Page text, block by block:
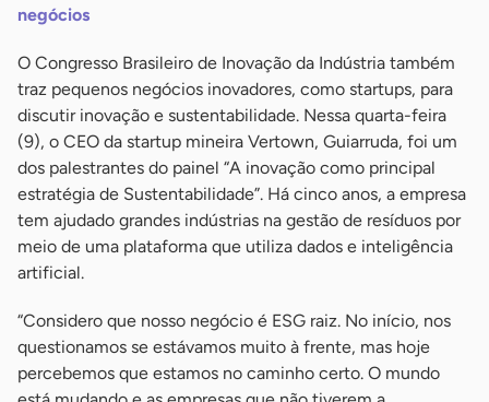
negócios
O Congresso Brasileiro de Inovação da Indústria também
traz pequenos negócios inovadores, como startups, para
discutir inovação e sustentabilidade. Nessa quarta-feira
(9), o CEO da startup mineira Vertown, Guiarruda, foi um
dos palestrantes do painel “A inovação como principal
estratégia de Sustentabilidade”. Há cinco anos, a empresa
tem ajudado grandes indústrias na gestão de resíduos por
meio de uma plataforma que utiliza dados e inteligência
artificial.
“Considero que nosso negócio é ESG raiz. No início, nos
questionamos se estávamos muito à frente, mas hoje
percebemos que estamos no caminho certo. O mundo